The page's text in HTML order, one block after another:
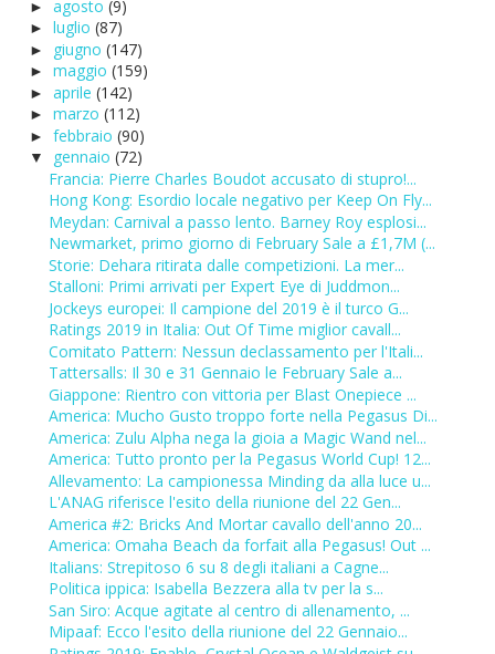
► agosto (9)
► luglio (87)
► giugno (147)
► maggio (159)
► aprile (142)
► marzo (112)
► febbraio (90)
▼ gennaio (72)
Francia: Pierre Charles Boudot accusato di stupro!...
Hong Kong: Esordio locale negativo per Keep On Fly...
Meydan: Carnival a passo lento. Barney Roy esplosi...
Newmarket, primo giorno di February Sale a £1,7M (...
Storie: Dehara ritirata dalle competizioni. La mer...
Stalloni: Primi arrivati per Expert Eye di Juddmon...
Jockeys europei: Il campione del 2019 è il turco G...
Ratings 2019 in Italia: Out Of Time miglior cavall...
Comitato Pattern: Nessun declassamento per l'Itali...
Tattersalls: Il 30 e 31 Gennaio le February Sale a...
Giappone: Rientro con vittoria per Blast Onepiece ...
America: Mucho Gusto troppo forte nella Pegasus Di...
America: Zulu Alpha nega la gioia a Magic Wand nel...
America: Tutto pronto per la Pegasus World Cup! 12...
Allevamento: La campionessa Minding da alla luce u...
L'ANAG riferisce l'esito della riunione del 22 Gen...
America #2: Bricks And Mortar cavallo dell'anno 20...
America: Omaha Beach da forfait alla Pegasus! Out ...
Italians: Strepitoso 6 su 8 degli italiani a Cagne...
Politica ippica: Isabella Bezzera alla tv per la s...
San Siro: Acque agitate al centro di allenamento, ...
Mipaaf: Ecco l'esito della riunione del 22 Gennaio...